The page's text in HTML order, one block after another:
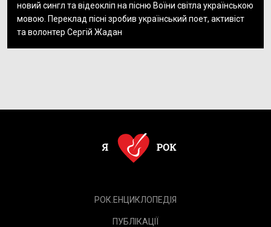
новий сингл та відеокліп на пісню Воїни світла українською
мовою. Переклад пісні зробив український поет, активіст
та волонтер Сергій Жадан
РОК.ЕНЦИКЛОПЕДІЯ
ПУБЛІКАЦІЇ